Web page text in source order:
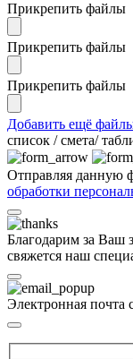
Прикрепить файлы
Прикрепить файлы
Прикрепить файлы
Добавить ещё
cписок / смета/
Отправляя данную
обработки
Благодарим за Ваш
свяжется наш
Электронная почта